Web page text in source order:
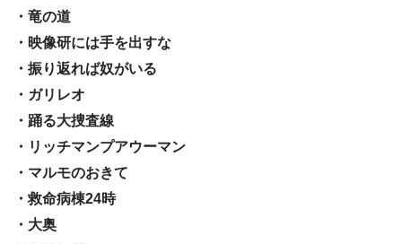
・竜の道
・映像研には手を出すな
・振り返れば奴がいる
・ガリレオ
・踊る大捜査線
・リッチマンプアウーマン
・マルモのおきて
・救命病棟24時
・大奥